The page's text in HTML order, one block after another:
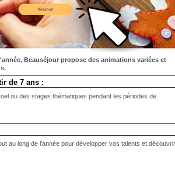
Beauséjour propose des animations variées et
de 7 ans :
ou des stages thématiques pendant les périodes de
au long de l'année pour développer vos talents et découvrir